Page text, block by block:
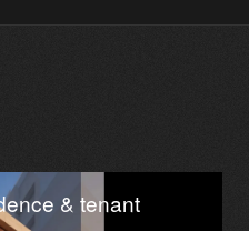
& tenant